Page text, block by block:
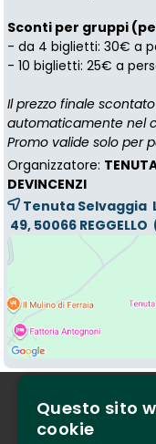
Sconti per gruppi
- da 4 biglietti: 30€ a
- 10 biglietti: 25€ a
Il prezzo finale
automaticamente nel
Promo valide solo per
Organizzatore:
DEVINCENZI
Tenuta Selvaggia
49, 50066 REGGELLO
Questo sito
cookie